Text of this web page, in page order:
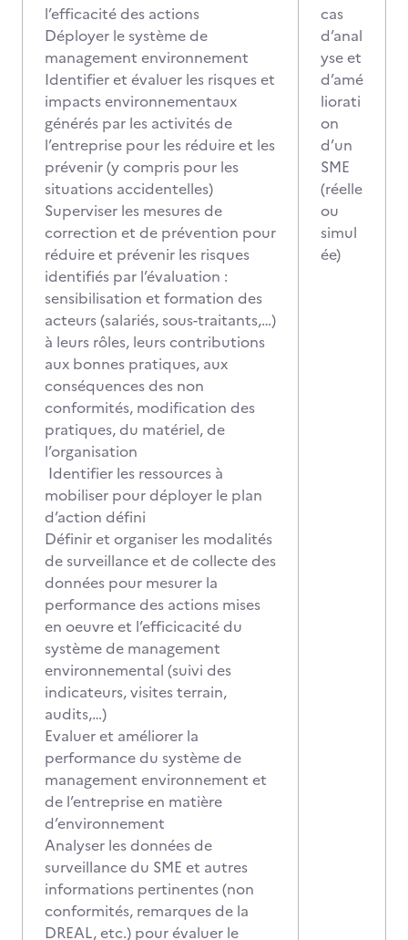
l’efficacité des actions
Déployer le système de
management environnement
Identifier et évaluer les risques et
impacts environnementaux
générés par les activités de
l’entreprise pour les réduire et les
prévenir (y compris pour les
situations accidentelles)
Superviser les mesures de
correction et de prévention pour
réduire et prévenir les risques
identifiés par l’évaluation :
sensibilisation et formation des
acteurs (salariés, sous-traitants,…)
à leurs rôles, leurs contributions
aux bonnes pratiques, aux
conséquences des non
conformités, modification des
pratiques, du matériel, de
l’organisation
Identifier les ressources à
mobiliser pour déployer le plan
d’action défini
Définir et organiser les modalités
de surveillance et de collecte des
données pour mesurer la
performance des actions mises
en oeuvre et l’efficicacité du
système de management
environnemental (suivi des
indicateurs, visites terrain,
audits,…)
Evaluer et améliorer la
performance du système de
management environnement et
de l’entreprise en matière
d’environnement
Analyser les données de
surveillance du SME et autres
informations pertinentes (non
conformités, remarques de la
DREAL, etc.) pour évaluer le
cas
d’anal
yse et
d’amé
liorati
on
d’un
SME
(réelle
ou
simul
ée)